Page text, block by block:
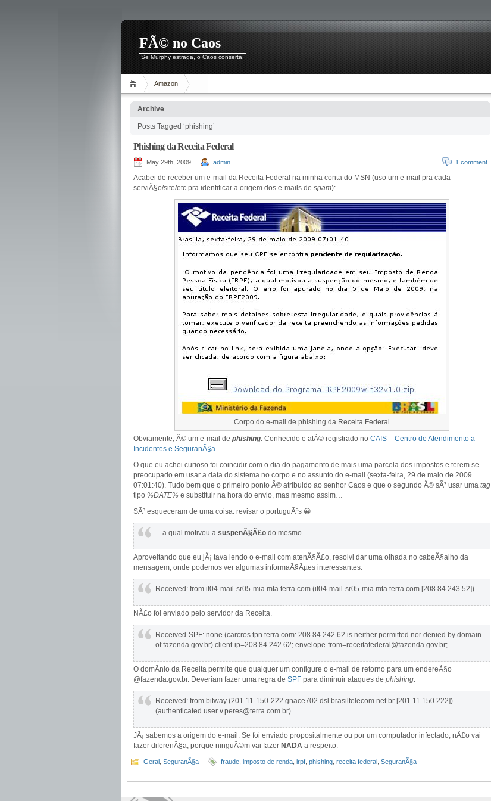
FÃ© no Caos
Se Murphy estraga, o Caos conserta.
Amazon
Archive
Posts Tagged ‘phishing’
Phishing da Receita Federal
May 29th, 2009 admin 1 comment
Acabei de receber um e-mail da Receita Federal na minha conta do MSN (uso um e-mail pra cada
serviÃ§o/site/etc pra identificar a origem dos e-mails de spam):
Corpo do e-mail de phishing da Receita Federal
Obviamente, Ã© um e-mail de phishing. Conhecido e atÃ© registrado no CAIS – Centro de Atendimento a
Incidentes e SeguranÃ§a.
O que eu achei curioso foi coincidir com o dia do pagamento de mais uma parcela dos impostos e terem se
preocupado em usar a data do sistema no corpo e no assunto do e-mail (sexta-feira, 29 de maio de 2009
07:01:40). Tudo bem que o primeiro ponto Ã© atribuido ao senhor Caos e que o segundo Ã© sÃ³ usar uma tag
tipo %DATE% e substituir na hora do envio, mas mesmo assim…
SÃ³ esqueceram de uma coisa: revisar o portuguÃªs 😀
…a qual motivou a suspenÃ§Ã£o do mesmo…
Aproveitando que eu jÃ¡ tava lendo o e-mail com atenÃ§Ã£o, resolvi dar uma olhada no cabeÃ§alho da
mensagem, onde podemos ver algumas informaÃ§Ãµes interessantes:
Received: from if04-mail-sr05-mia.mta.terra.com (if04-mail-sr05-mia.mta.terra.com [208.84.243.52])
NÃ£o foi enviado pelo servidor da Receita.
Received-SPF: none (carcros.tpn.terra.com: 208.84.242.62 is neither permitted nor denied by domain
of fazenda.gov.br) client-ip=208.84.242.62; envelope-from=receitafederal@fazenda.gov.br;
O domÃ­nio da Receita permite que qualquer um configure o e-mail de retorno para um endereÃ§o
@fazenda.gov.br. Deveriam fazer uma regra de SPF para diminuir ataques de phishing.
Received: from bitway (201-11-150-222.gnace702.dsl.brasiltelecom.net.br [201.11.150.222])
(authenticated user v.peres@terra.com.br)
JÃ¡ sabemos a origem do e-mail. Se foi enviado propositalmente ou por um computador infectado, nÃ£o vai
fazer diferenÃ§a, porque ninguÃ©m vai fazer NADA a respeito.
Geral SeguranÃ§a fraude imposto de renda irpf phishing receita federal SeguranÃ§a